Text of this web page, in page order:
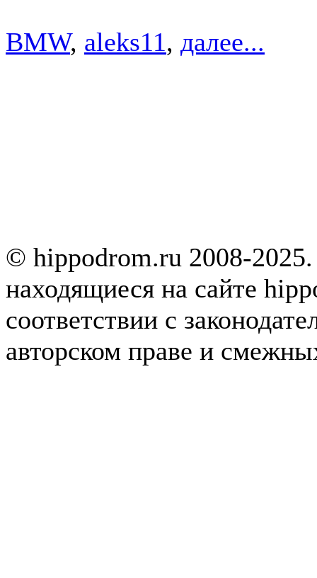
BMW, aleks11, далее...
© hippodrom.ru 2008-
находящиеся на сайте
соответствии с
авторском праве и